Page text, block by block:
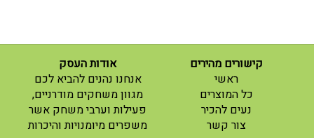
קישורים מהירים
ראשי
(current)
כל המוצרים
נעים להכיר
צור קשר
(current)
אודות העסק
אנחנו נהנים להביא לכם
מגוון משחקים מודרניים,
פעילות וערבי משחק אשר
משפרים מיומנויות והיכרות